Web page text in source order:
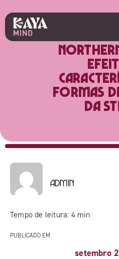
formas
da
admin
Tempo de leitura: 4 min
PUBLICADO EM
setembro